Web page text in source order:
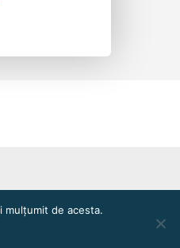
mulțumit de acesta.